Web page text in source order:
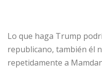
Lo que haga Trump
republicano, también él
repetidamente a